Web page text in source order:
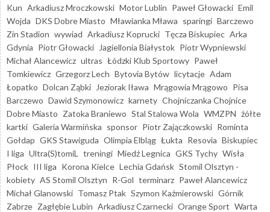
Kun Arkadiusz Mroczkowski Motor Lublin Paweł Głowacki Emil
Wojda DKS Dobre Miasto Mławianka Mława sparingi Barczewo
Zin Stadion wywiad Arkadiusz Koprucki Tęcza Biskupiec Arka
Gdynia Piotr Głowacki Jagiellonia Białystok Piotr Wypniewski
Michał Alancewicz ultras Łódzki Klub Sportowy Paweł
Tomkiewicz Grzegorz Lech Bytovia Bytów licytacje Adam
Łopatko Dolcan Ząbki Jeziorak Iława Mrągowia Mrągowo Pisa
Barczewo Dawid Szymonowicz karnety Chojniczanka Chojnice
Dobre Miasto Zatoka Braniewo Stal Stalowa Wola WMZPN żółte
kartki Galeria Warmińska sponsor Piotr Zajączkowski Rominta
Gołdap GKS Stawiguda Olimpia Elbląg Łukta Resovia Biskupiec
I liga Ultra(S)tomiL treningi Miedź Legnica GKS Tychy Wisła
Płock III liga Korona Kielce Lechia Gdańsk Stomil Olsztyn -
kobiety AS Stomil Olsztyn R-Gol terminarz Paweł Alancewicz
Michał Glanowski Tomasz Ptak Szymon Kaźmierowski Górnik
Zabrze Zagłębie Lubin Arkadiusz Czarnecki Orange Sport Warta